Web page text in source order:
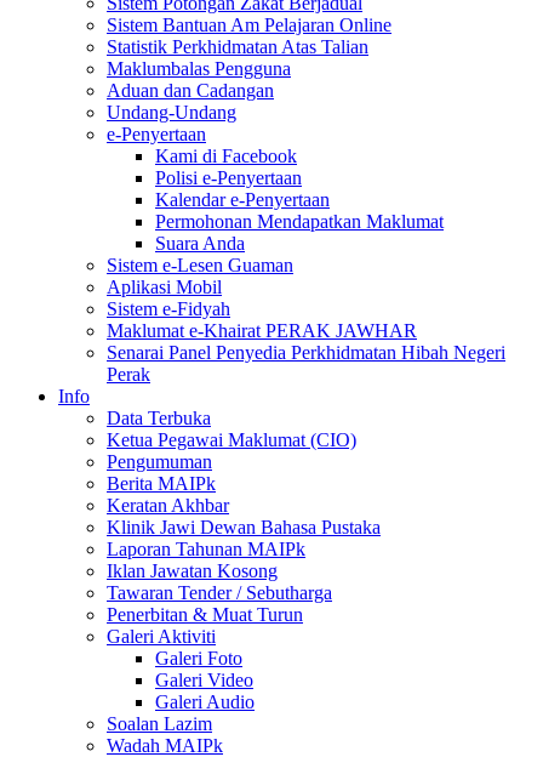
Sistem Bantuan Am Pelajaran Online
Statistik Perkhidmatan Atas Talian
Maklumbalas Pengguna
Aduan dan Cadangan
Undang-Undang
e-Penyertaan
Kami di Facebook
Polisi e-Penyertaan
Kalendar e-Penyertaan
Permohonan Mendapatkan Maklumat
Suara Anda
Sistem e-Lesen Guaman
Aplikasi Mobil
Sistem e-Fidyah
Maklumat e-Khairat PERAK JAWHAR
Senarai Panel Penyedia Perkhidmatan Hibah Negeri
Perak
Info
Data Terbuka
Ketua Pegawai Maklumat (CIO)
Pengumuman
Berita MAIPk
Keratan Akhbar
Klinik Jawi Dewan Bahasa Pustaka
Laporan Tahunan MAIPk
Iklan Jawatan Kosong
Tawaran Tender / Sebutharga
Penerbitan & Muat Turun
Galeri Aktiviti
Galeri Foto
Galeri Video
Galeri Audio
Soalan Lazim
Wadah MAIPk